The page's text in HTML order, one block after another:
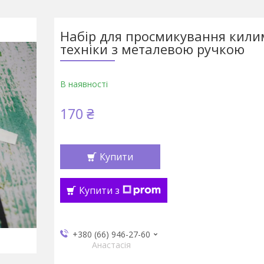
Набір для просмикування
техніки з металевою ручкою
В наявності
170 ₴
Купити
Купити з
+380 (66) 946-27-60
Анастасія